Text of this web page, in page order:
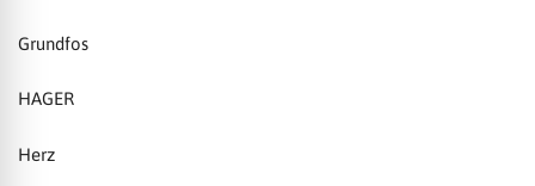
Grundfos
HAGER
Herz